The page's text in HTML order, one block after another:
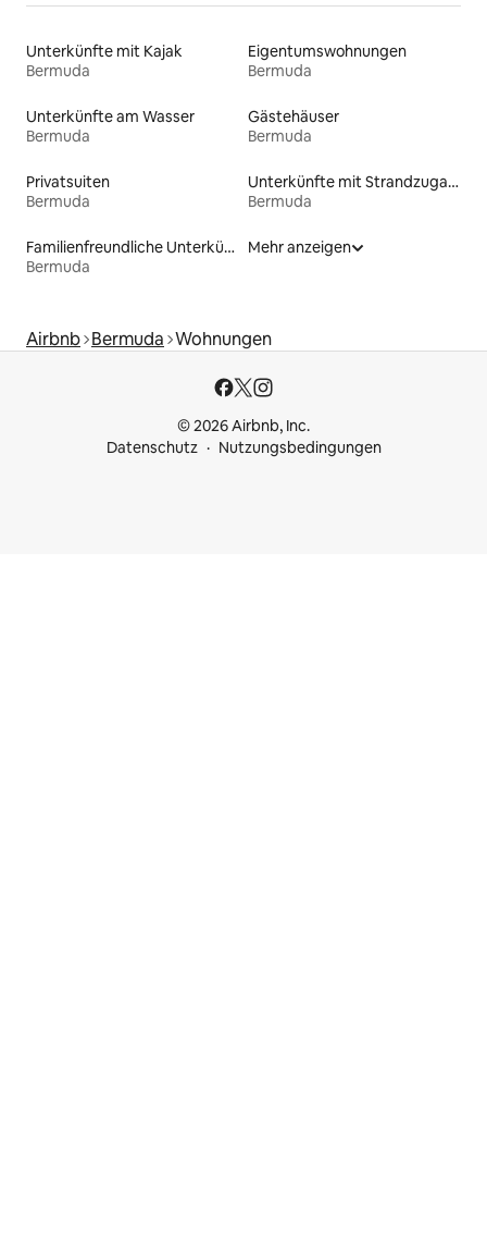
Unterkünfte mit Kajak
Bermuda
Eigentumswohnungen
Bermuda
Unterkünfte am Wasser
Bermuda
Gästehäuser
Bermuda
Privatsuiten
Bermuda
Unterkünfte mit Strandzugang
Bermuda
Familienfreundliche Unterkünfte
Bermuda
Mehr anzeigen
Airbnb Bermuda Wohnungen
© 2026 Airbnb, Inc.
Datenschutz
Nutzungsbedingungen